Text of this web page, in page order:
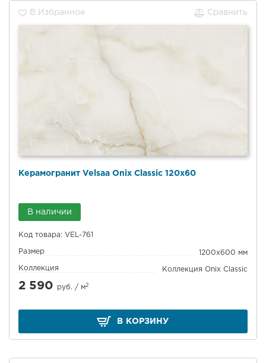
В Избранное Сравнить
Керамогранит Velsaa Onix Classic 120x60
В наличии
Код товара: VEL-761
Размер 1200x600 мм
Коллекция Коллекция Onix Classic
2 590 руб. / м2
В КОРЗИНУ